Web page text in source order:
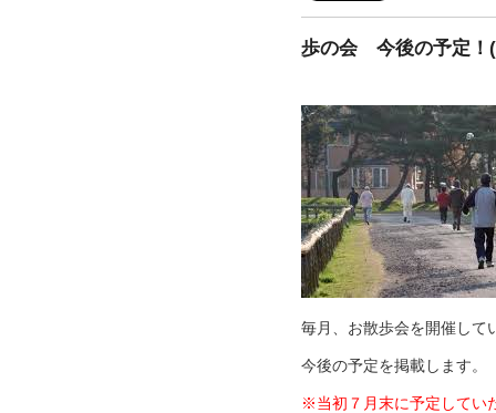
歩の会 今後の予定！
毎月、お散歩会を開催して
今後の予定を掲載します。
※当初７月末に予定してい